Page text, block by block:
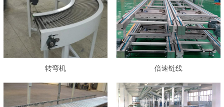
转弯机 倍速链线